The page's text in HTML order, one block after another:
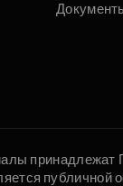
публичной